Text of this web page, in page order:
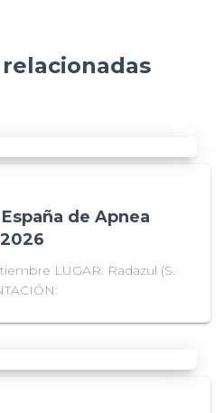
de Apnea
LUGAR: Radazul (S.